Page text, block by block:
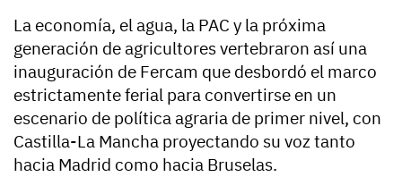
La economía, el agua, la PAC y la próxima
generación de agricultores vertebraron así una
inauguración de Fercam que desbordó el marco
estrictamente ferial para convertirse en un
escenario de política agraria de primer nivel, con
Castilla-La Mancha proyectando su voz tanto
hacia Madrid como hacia Bruselas.